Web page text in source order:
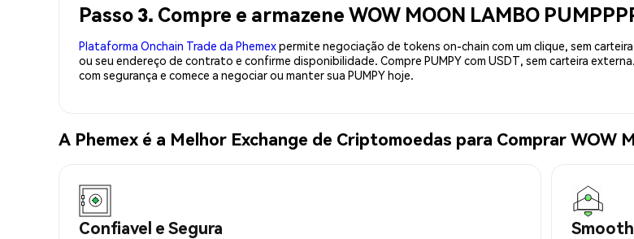
Passo 3. Compre e armazene WOW MOON LAMBO
Plataforma Onchain Trade da Phemexpermite negociação de tokens on-chain com um clique, sem carteira
ou seu endereço de contrato e confirme disponibilidade. Compre PUMPY com USDT, sem carteira
com segurança e comece a negociar ou manter sua PUMPY hoje.
A Phemex é a Melhor Exchange de Criptomoedas para Comprar WOW
Confiavel e Segura